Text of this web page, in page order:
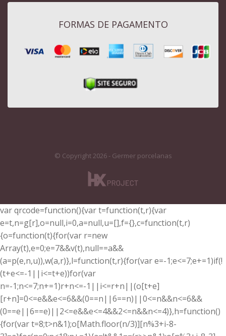
FORMAS DE PAGAMENTO
© Copyright 2026 - Germer porcelanas
var qrcode=function(){var t=function(t,r){var
e=t,n=g[r],o=null,i=0,a=null,u=[],f={},c=function(t,r)
{o=function(t){for(var r=new
Array(t),e=0;e=7&&v(t),null==a&&
(a=p(e,n,u)),w(a,r)},l=function(t,r){for(var e=-1;e<=7;e+=1)if(!
(t+e<=-1||i<=t+e))for(var
n=-1;n<=7;n+=1)r+n<=-1||i<=r+n||(o[t+e]
[r+n]=0<=e&&e<=6&&(0==n||6==n)||0<=n&&n<=6&&
(0==e||6==e)||2<=e&&e<=4&&2<=n&&n<=4)},h=function()
{for(var t=8;t>n&1);o[Math.floor(n/3)][n%3+i-8-